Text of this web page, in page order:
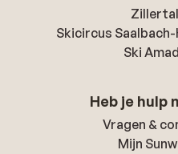
Zillertal
Skicircus
Ski
Heb je hulp
Vragen &
Mijn